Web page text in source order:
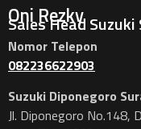
Oni Rezky
Sales Head
Nomor Telepon
082236622903
Suzuki Diponegoro
Jl. Diponegoro No.148,